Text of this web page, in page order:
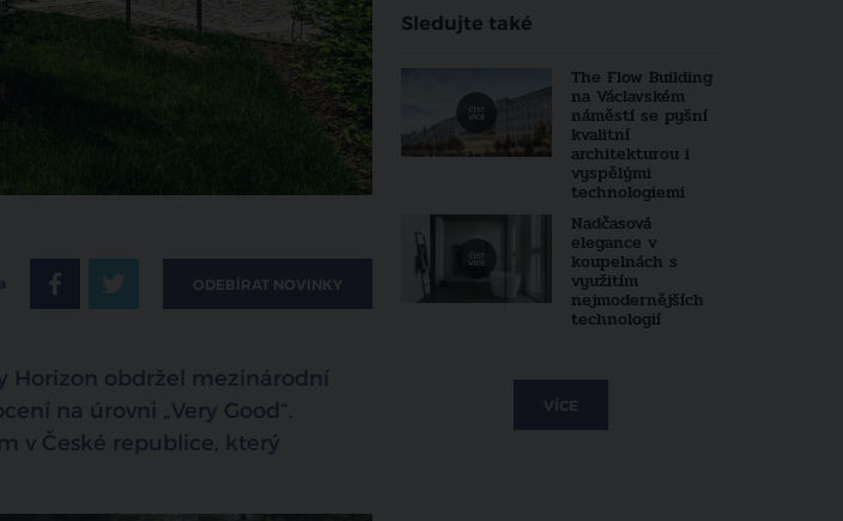
ODEBÍRAT NOVINKY
Horizon obdržel mezinárodní
na úrovni „Very Good“.
v České republice, který
Sledujte také
The Flow Building
na Václavském
náměstí se pyšní
kvalitní
architekturou i
vyspělými
technologiemi
Nadčasová
elegance v
koupelnách s
využitím
nejmodernějších
technologií
VÍCE